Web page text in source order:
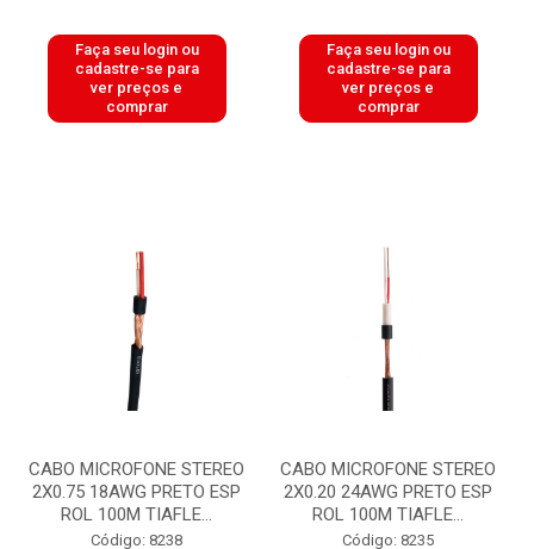
Faça seu login ou
cadastre-se para
ver preços e
comprar
Faça seu login ou
cadastre-se para
ver preços e
comprar
CABO MICROFONE STEREO
2X0.75 18AWG PRETO ESP
ROL 100M TIAFLE...
Código: 8238
CABO MICROFONE STEREO
2X0.20 24AWG PRETO ESP
ROL 100M TIAFLE...
Código: 8235